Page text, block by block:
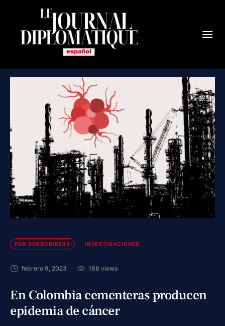
FOR SUBSCRIBERS INVESTIGACIONES
febrero 9, 2023 188 views
En Colombia cementeras producen
epidemia de cáncer